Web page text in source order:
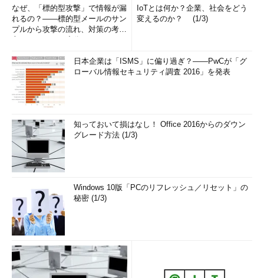
なぜ、「標的型攻撃」で情報が漏
れるの？――標的型メールのサン
プルから攻撃の流れ、対策の考え
IoTとは何か？企業、社会をどう
変えるのか？ (1/3)
日本企業は「ISMS」に偏り過ぎ？――PwCが「グ
ローバル情報セキュリティ調査 2016」を発表
知っておいて損はなし！ Office 2016からのダウン
グレード方法 (1/3)
Windows 10版「PCのリフレッシュ／リセット」の
秘密 (1/3)